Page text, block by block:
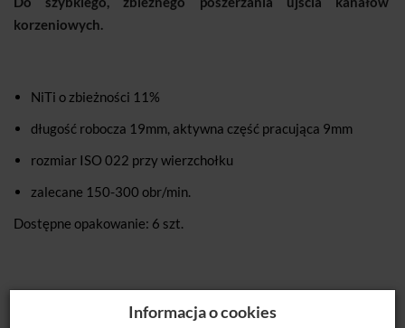
korzeniowych.
NiTi o zbieżności 11%
długość robocza 19mm, aktywna część pracująca 9mm
rozmiar ISO 022 przy wierzchołku
zalecane 150-300 obr/min.
Dostępne opakowanie: 6 szt.
Informacja o cookies